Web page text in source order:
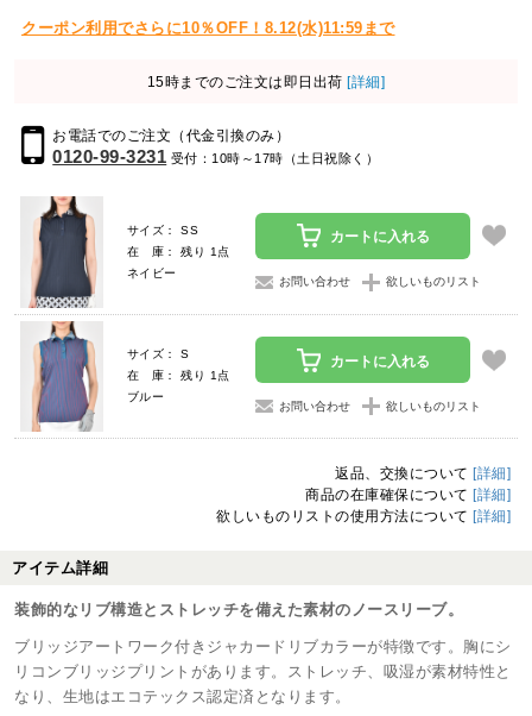
クーポン利用でさらに10％OFF！8.12(水)11:59まで
15時までのご注文は即日出荷 [詳細]
お電話でのご注文（代金引換のみ）
0120-99-3231 受付：10時～17時（土日祝除く）
サイズ： SS
在 庫： 残り 1点
ネイビー
カートに入れる
お問い合わせ 欲しいものリスト
サイズ： S
在 庫： 残り 1点
ブルー
カートに入れる
お問い合わせ 欲しいものリスト
返品、交換について [詳細]
商品の在庫確保について [詳細]
欲しいものリストの使用方法について [詳細]
アイテム詳細
装飾的なリブ構造とストレッチを備えた素材のノースリーブ。
ブリッジアートワーク付きジャカードリブカラーが特徴です。胸にシ
リコンブリッジプリントがあります。ストレッチ、吸湿が素材特性と
なり、生地はエコテックス認定済となります。